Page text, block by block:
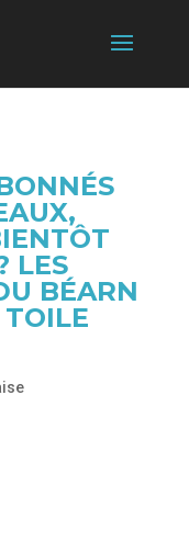
LES
BÉARN